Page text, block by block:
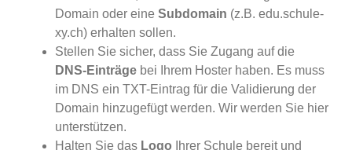
Domain oder eine Subdomain (z.B. edu.schule-
xy.ch) erhalten sollen.
Stellen Sie sicher, dass Sie Zugang auf die
DNS-Einträge bei Ihrem Hoster haben. Es muss
im DNS ein TXT-Eintrag für die Validierung der
Domain hinzugefügt werden. Wir werden Sie hier
unterstützen.
Halten Sie das Logo Ihrer Schule bereit und